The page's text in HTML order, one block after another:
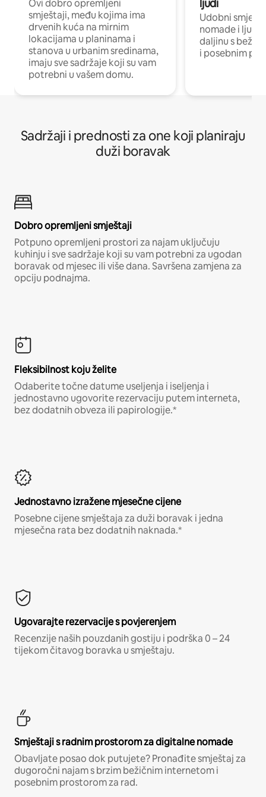
Ovi dobro opremljeni
smještaji, među kojima ima
drvenih kuća na mirnim
lokacijama u planinama i
stanova u urbanim sredinama,
imaju sve sadržaje koji su vam
potrebni u vašem domu.
ljudi
Udobni
nomade i ljude
daljinu s
i posebnim
Sadržaji i prednosti za one koji planiraju
duži boravak
Dobro opremljeni smještaji
Potpuno opremljeni prostori za najam uključuju
kuhinju i sve sadržaje koji su vam potrebni za ugodan
boravak od mjesec ili više dana. Savršena zamjena za
opciju podnajma.
Fleksibilnost koju želite
Odaberite točne datume useljenja i iseljenja i
jednostavno ugovorite rezervaciju putem interneta,
bez dodatnih obveza ili papirologije.*
Jednostavno izražene mjesečne cijene
Posebne cijene smještaja za duži boravak i jedna
mjesečna rata bez dodatnih naknada.*
Ugovarajte rezervacije s povjerenjem
Recenzije naših pouzdanih gostiju i podrška 0 – 24
tijekom čitavog boravka u smještaju.
Smještaji s radnim prostorom za digitalne nomade
Obavljate posao dok putujete? Pronađite smještaj za
dugoročni najam s brzim bežičnim internetom i
posebnim prostorom za rad.